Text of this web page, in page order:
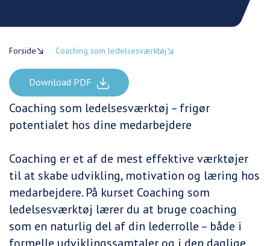
Forside Coaching som ledelsesværktøj
Download PDF
Coaching som ledelsesværktøj – frigør
potentialet hos dine medarbejdere
Coaching er et af de mest effektive værktøjer
til at skabe udvikling, motivation og læring hos
medarbejdere. På kurset Coaching som
ledelsesværktøj lærer du at bruge coaching
som en naturlig del af din lederrolle – både i